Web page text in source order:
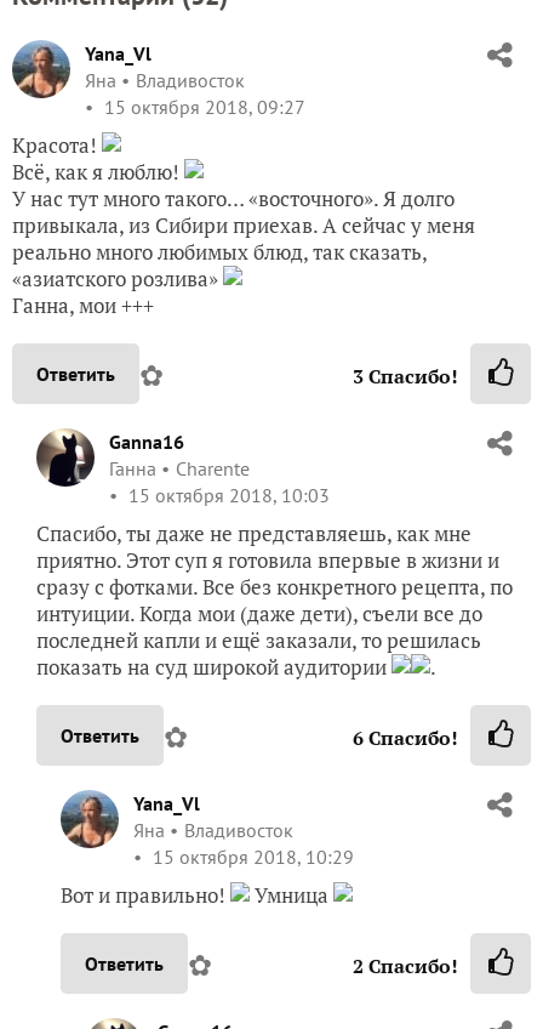
Yana_Vl
Яна
Владивосток
15 октября 2018, 09:27
Красота!
Всё, как я люблю!
У нас тут много такого… «восточного». Я долго
привыкала, из Сибири приехав. А сейчас у меня
реально много любимых блюд, так сказать,
«азиатского розлива»
Ганна, мои +++
Ответить ✿ 3Спасибо!
Ganna16
Ганна
Charente
15 октября 2018, 10:03
Спасибо, ты даже не представляешь, как мне
приятно. Этот суп я готовила впервые в жизни и
сразу с фотками. Все без конкретного рецепта, по
интуиции. Когда мои (даже дети), съели все до
последней капли и ещё заказали, то решилась
показать на суд широкой аудитории
.
Ответить ✿ 6Спасибо!
Yana_Vl
Яна
Владивосток
15 октября 2018, 10:29
Вот и правильно! Умница
Ответить ✿ 2 Спасибо!